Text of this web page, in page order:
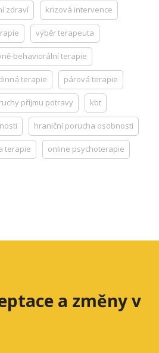
zdraví krizová intervence
výběr terapeuta
behaviorální terapie
terapie párová terapie
příjmu potravy kbt
hraniční porucha osobnosti
terapie online psychoterapie
a změny v